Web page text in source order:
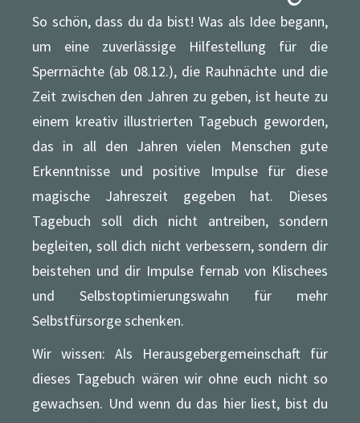
So schön, dass du da bist! Was als Idee begann,
um eine zuverlässige Hilfestellung für die
Sperrnächte (ab 08.12.), die Rauhnächte und die
Zeit zwischen den Jahren zu geben, ist heute zu
einem kreativ illustrierten Tagebuch geworden,
das in all den Jahren vielen Menschen gute
Erkenntnisse und positive Impulse für diese
magische Jahreszeit gegeben hat. Dieses
Tagebuch soll dich nicht antreiben, sondern
begleiten, soll dich nicht verbessern, sondern dir
beistehen und dir Impulse fernab von Klischees
und Selbstoptimierungswahn für mehr
Selbstfürsorge schenken.
Wir wissen: Als Herausgebergemeinschaft für
dieses Tagebuch wären wir ohne euch nicht so
gewachsen. Und wenn du das hier liest, bist du